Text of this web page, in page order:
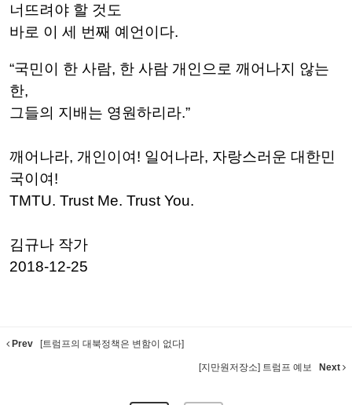
너뜨려야 할 것도
바로 이 세 번째 예언이다.
“국민이 한 사람, 한 사람 개인으로 깨어나지 않는
한,
그들의 지배는 영원하리라.”
깨어나라, 개인이여! 일어나라, 자랑스러운 대한민
국이여!
TMTU. Trust Me. Trust You.
김규나 작가
2018-12-25
Prev [트럼프의 대북정책은 변함이 없다]
[지만원저장소] 트럼프 예보 Next